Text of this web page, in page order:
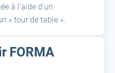
à l’aide d’un
« tour de table ».
FORMA